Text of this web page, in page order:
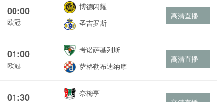
00:00
欧冠
博德闪耀
圣吉罗斯
高清直播
01:00
欧冠
考诺萨基列斯
萨格勒布迪纳摩
高清直播
01:30
奈梅亨